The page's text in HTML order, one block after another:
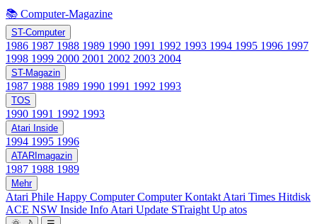
📚 Computer-Magazine
ST-Computer
1986 1987 1988 1989 1990 1991 1992 1993 1994 1995 1996 1997
1998 1999 2000 2001 2002 2003 2004
ST-Magazin
1987 1988 1989 1990 1991 1992 1993
TOS
1990 1991 1992 1993
Atari Inside
1994 1995 1996
ATARImagazin
1987 1988 1989
Mehr
Atari Phile Happy ComputerComputer Kontakt Atari Times Hitdisk
ACE NSW Inside Info Atari Update STraight Up atos